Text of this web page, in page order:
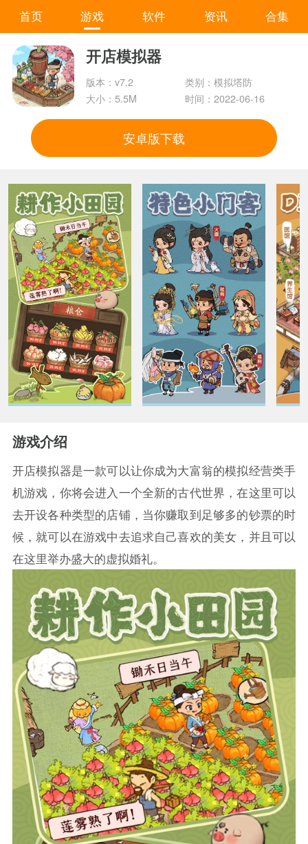
首页 游戏 软件 资讯 合集
开店模拟器
版本：v7.2
类别：模拟塔防
大小：5.5M
时间：2022-06-16
安卓版下载
游戏介绍
开店模拟器是一款可以让你成为大富翁的模拟经营类手
机游戏，你将会进入一个全新的古代世界，在这里可以
去开设各种类型的店铺，当你赚取到足够多的钞票的时
候，就可以在游戏中去追求自己喜欢的美女，并且可以
在这里举办盛大的虚拟婚礼。